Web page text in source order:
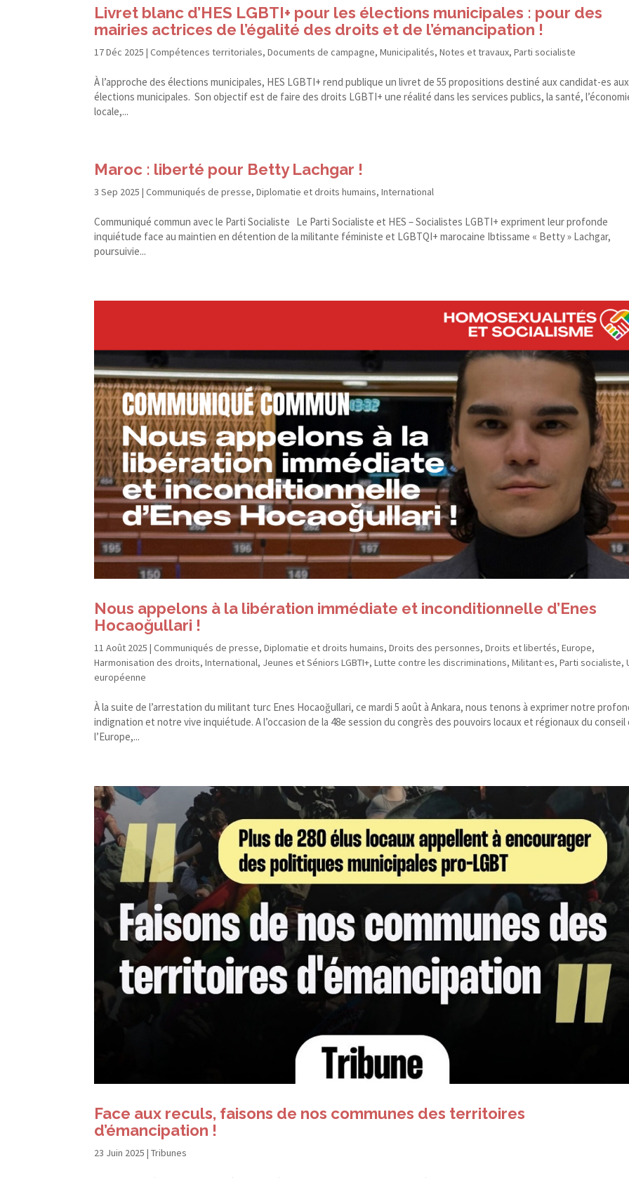
Livret blanc d’HES LGBTI+ pour les élections municipales : pour des
mairies actrices de l’égalité des droits et de l’émancipation !
17 Déc 2025 |Compétences territoriales,Documents de campagne,Municipalités,Notes et travaux,Parti socialiste
À l’approche des élections municipales, HES LGBTI+ rend publique un livret de 55 propositions destiné aux candidat-​es aux
élections municipales. Son objectif est de faire des droits LGBTI+ une réalité dans les services publics, la santé,
locale,...
Maroc : liberté pour Betty Lachgar !
3 Sep 2025 |Communiqués de presse,Diplomatie et droits humains,International
Communiqué commun avec le Parti Socialiste Le Parti Socialiste et HES – Socialistes LGBTI+ expriment leur profonde
inquiétude face au maintien en détention de la militante féministe et LGBTQI+ marocaine Ibtissame « Betty » Lachgar,
poursuivie...
Nous appelons à la libération immédiate et inconditionnelle d’Enes
Hocaoğullari !
11 Août 2025 |Communiqués de presse,Diplomatie et droits humains,Droits des personnes,Droits et libertés,Europe,
Harmonisation des droits,International, Jeunes et Séniors LGBTI+,Lutte contre les discriminations,Militant·es,Parti socialiste,
européenne
À la suite de l’arrestation du militant turc Enes Hocaoğullari, ce mardi 5 août à Ankara, nous tenons à exprimer notre
indignation et notre vive inquiétude. A l’occasion de la 48e session du congrès des pouvoirs locaux et régionaux du conseil
l’Europe,...
Face aux reculs, faisons de nos communes des territoires
d’émancipation !
23 Juin 2025 |Tribunes